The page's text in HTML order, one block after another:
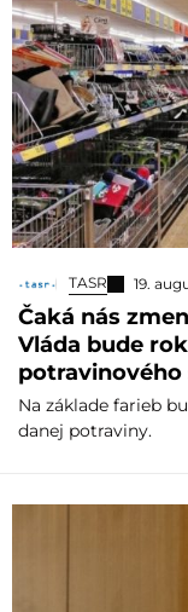
TASR 19.
Čaká nás
Vláda bude
potravinového
Na základe farieb
danej potraviny.